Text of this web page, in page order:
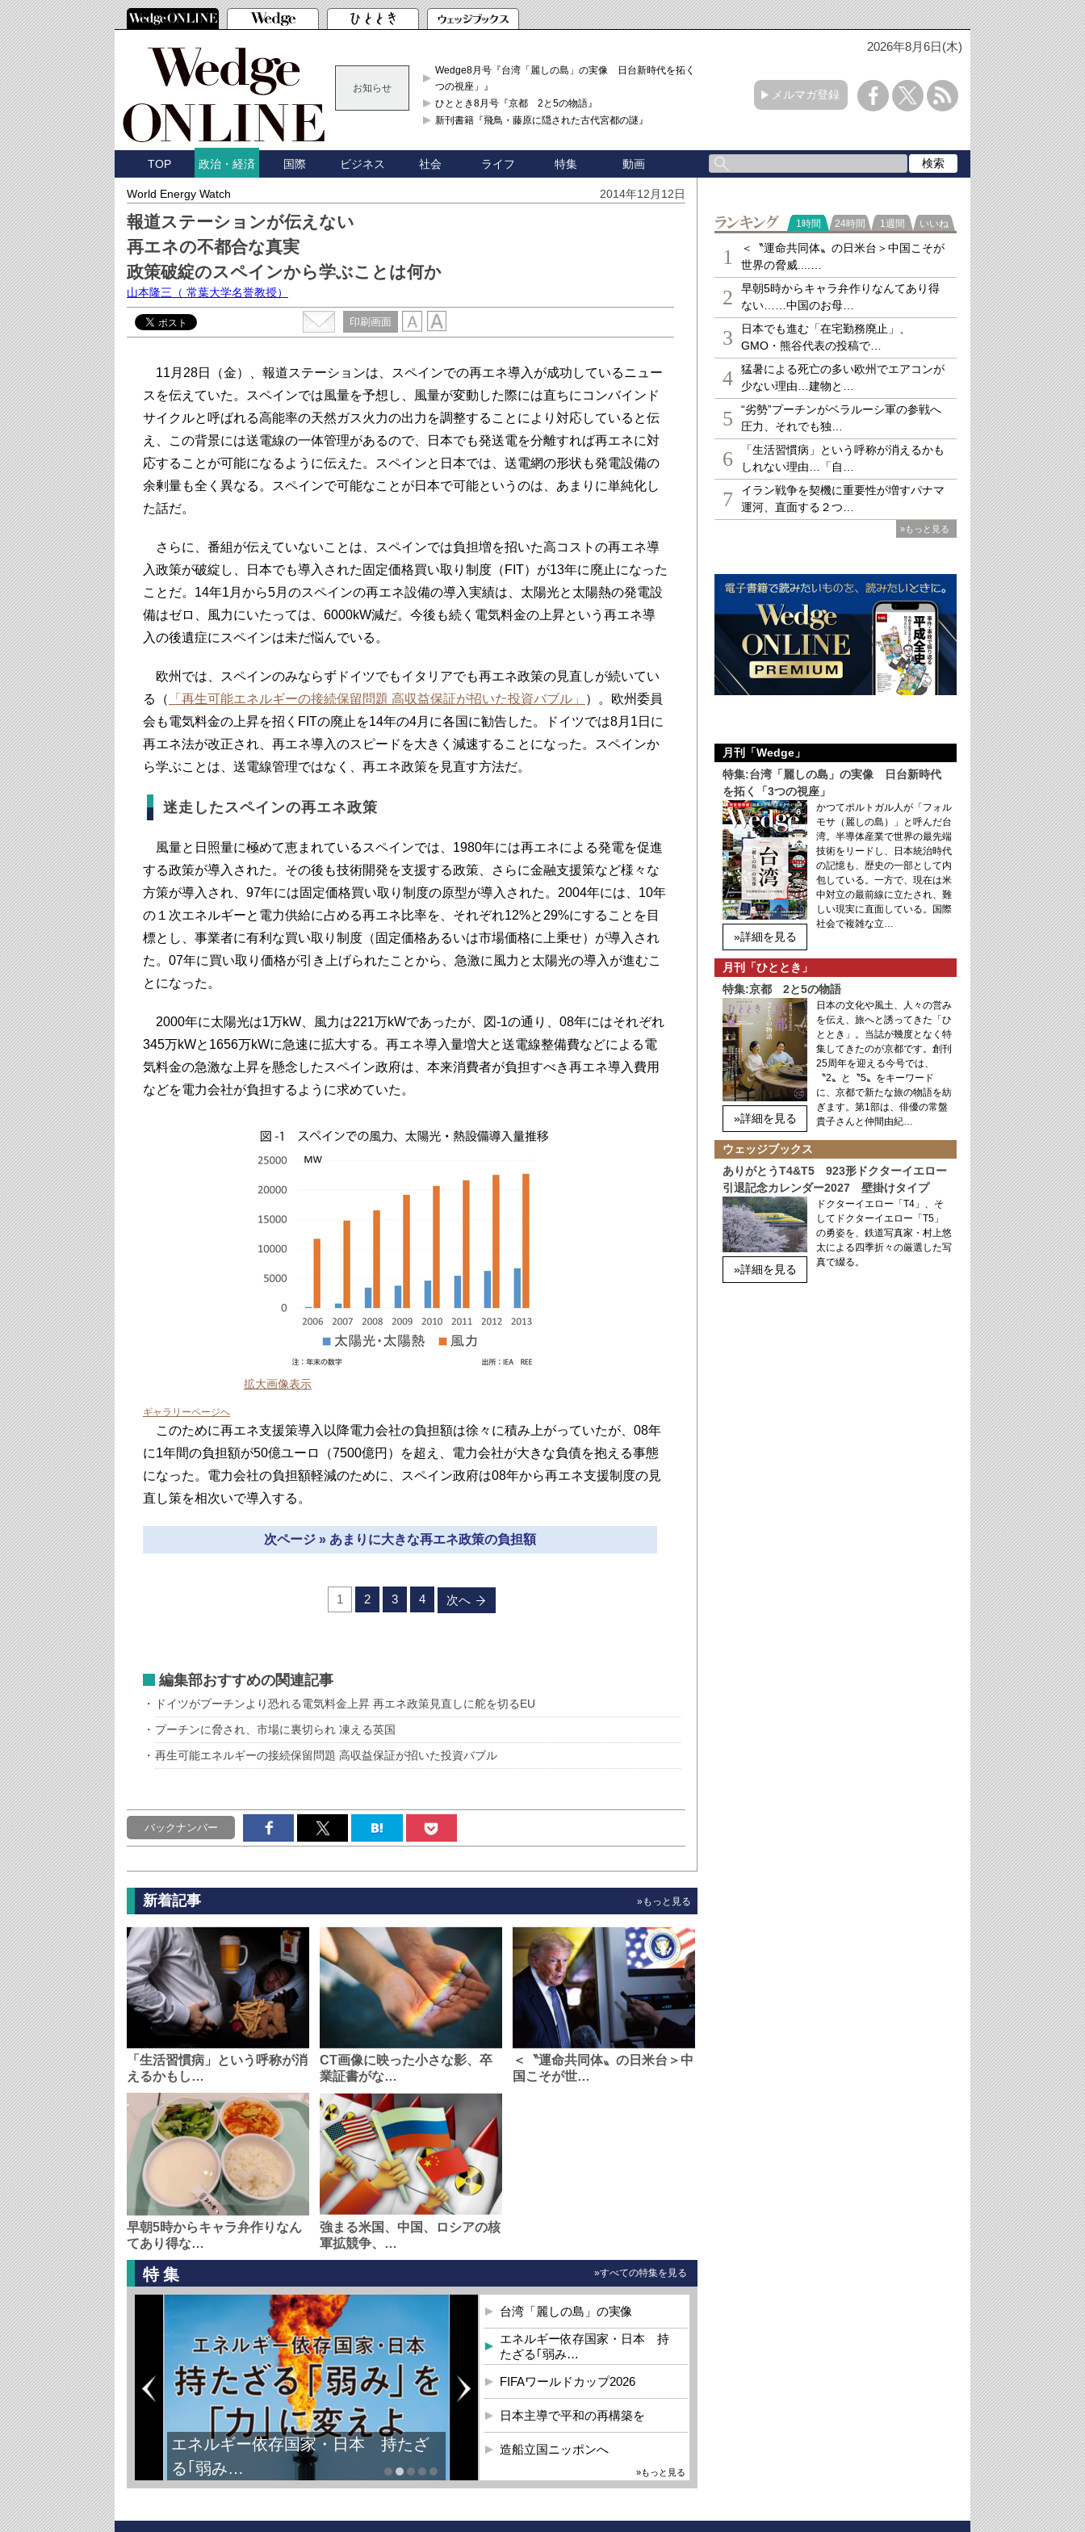
2026年8月6日(木)
お知らせ
Wedge8月号『台湾「麗しの島」の実像 日台新時代を拓く「3
つの視座」』
ひととき8月号『京都 2と5の物語』
新刊書籍『飛鳥・藤原に隠された古代宮都の謎』
メルマガ登録
TOP 政治・経済 国際 ビジネス 社会 ライフ 特集 動画
World Energy Watch 2014年12月12日
報道ステーションが伝えない
再エネの不都合な真実
政策破綻のスペインから学ぶことは何か
山本隆三 （ 常葉大学名誉教授）
印刷画面
11月28日（金）、報道ステーションは、スペインでの再エネ導入が成功しているニュー
スを伝えていた。スペインでは風量を予想し、風量が変動した際には直ちにコンバインド
サイクルと呼ばれる高能率の天然ガス火力の出力を調整することにより対応していると伝
え、この背景には送電線の一体管理があるので、日本でも発送電を分離すれば再エネに対
応することが可能になるように伝えた。スペインと日本では、送電網の形状も発電設備の
余剰量も全く異なる。スペインで可能なことが日本で可能というのは、あまりに単純化し
た話だ。
さらに、番組が伝えていないことは、スペインでは負担増を招いた高コストの再エネ導
入政策が破綻し、日本でも導入された固定価格買い取り制度（FIT）が13年に廃止になった
ことだ。14年1月から5月のスペインの再エネ設備の導入実績は、太陽光と太陽熱の発電設
備はゼロ、風力にいたっては、6000kW減だ。今後も続く電気料金の上昇という再エネ導
入の後遺症にスペインは未だ悩んでいる。
欧州では、スペインのみならずドイツでもイタリアでも再エネ政策の見直しが続いてい
る（
「再生可能エネルギーの接続保留問題 高収益保証が招いた投資バブル」
）。欧州委員
会も電気料金の上昇を招くFITの廃止を14年の4月に各国に勧告した。ドイツでは8月1日に
再エネ法が改正され、再エネ導入のスピードを大きく減速することになった。スペインか
ら学ぶことは、送電線管理ではなく、再エネ政策を見直す方法だ。
迷走したスペインの再エネ政策
風量と日照量に極めて恵まれているスペインでは、1980年には再エネによる発電を促進
する政策が導入された。その後も技術開発を支援する政策、さらに金融支援策など様々な
方策が導入され、97年には固定価格買い取り制度の原型が導入された。2004年には、10年
の１次エネルギーと電力供給に占める再エネ比率を、それぞれ12%と29%にすることを目
標とし、事業者に有利な買い取り制度（固定価格あるいは市場価格に上乗せ）が導入され
た。07年に買い取り価格が引き上げられたことから、急激に風力と太陽光の導入が進むこ
とになった。
2000年に太陽光は1万kW、風力は221万kWであったが、図-1の通り、08年にはそれぞれ
345万kWと1656万kWに急速に拡大する。再エネ導入量増大と送電線整備費などによる電
気料金の急激な上昇を懸念したスペイン政府は、本来消費者が負担すべき再エネ導入費用
などを電力会社が負担するように求めていた。
拡大画像表示
ギャラリーページへ
このために再エネ支援策導入以降電力会社の負担額は徐々に積み上がっていたが、08年
に1年間の負担額が50億ユーロ（7500億円）を超え、電力会社が大きな負債を抱える事態
になった。電力会社の負担額軽減のために、スペイン政府は08年から再エネ支援制度の見
直し策を相次いで導入する。
次ページ » あまりに大きな再エネ政策の負担額
1 2 3 4 次へ
編集部おすすめの関連記事
ドイツがプーチンより恐れる電気料金上昇 再エネ政策見直しに舵を切るEU
プーチンに脅され、市場に裏切られ 凍える英国
再生可能エネルギーの接続保留問題 高収益保証が招いた投資バブル
バックナンバー
新着記事 »もっと見る
「生活習慣病」という呼称が消
えるかもし…
CT画像に映った小さな影、卒
業証書がな…
＜〝運命共同体〟の日米台＞中
国こそが世…
早朝5時からキャラ弁作りなん
てあり得な…
強まる米国、中国、ロシアの核
軍拡競争、…
特集 »すべての特集を見る
エネルギー依存国家・日本 持たざ
る｢弱み…
台湾「麗しの島」の実像
エネルギー依存国家・日本 持
たざる｢弱み…
FIFAワールドカップ2026
日本主導で平和の再構築を
造船立国ニッポンへ
»もっと見る
ランキング
1時間 24時間 1週間 いいね
1
＜〝運命共同体〟の日米台＞中国こそが
世界の脅威....…
2
早朝5時からキャラ弁作りなんてあり得
ない……中国のお母…
3
日本でも進む「在宅勤務廃止」、
GMO・熊谷代表の投稿で…
4
猛暑による死亡の多い欧州でエアコンが
少ない理由…建物と…
5
“劣勢”プーチンがベラルーシ軍の参戦へ
圧力、それでも独…
6
「生活習慣病」という呼称が消えるかも
しれない理由…「自…
7
イラン戦争を契機に重要性が増すパナマ
運河、直面する２つ…
»もっと見る
月刊「Wedge」
特集:台湾「麗しの島」の実像 日台新時代
を拓く「3つの視座」
»詳細を見る
かつてポルトガル人が「フォル
モサ（麗しの島）」と呼んだ台
湾。半導体産業で世界の最先端
技術をリードし、日本統治時代
の記憶も、歴史の一部として内
包している。一方で、現在は米
中対立の最前線に立たされ、難
しい現実に直面している。国際
社会で複雑な立…
月刊「ひととき」
特集:京都 2と5の物語
»詳細を見る
日本の文化や風土、人々の営み
を伝え、旅へと誘ってきた「ひ
ととき」。当誌が幾度となく特
集してきたのが京都です。創刊
25周年を迎える今号では、
〝2〟と〝5〟をキーワード
に、京都で新たな旅の物語を紡
ぎます。第1部は、俳優の常盤
貴子さんと仲間由紀…
ウェッジブックス
ありがとうT4&T5 923形ドクターイエロー
引退記念カレンダー2027 壁掛けタイプ
»詳細を見る
ドクターイエロー「T4」、そ
してドクターイエロー「T5」
の勇姿を、鉄道写真家・村上悠
太による四季折々の厳選した写
真で綴る。